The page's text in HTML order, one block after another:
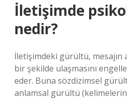
İletişimde
nedir?
İletişimdeki gürültü, mesajın
bir şekilde ulaşmasını
eder. Buna sözdizimsel
anlamsal gürültü